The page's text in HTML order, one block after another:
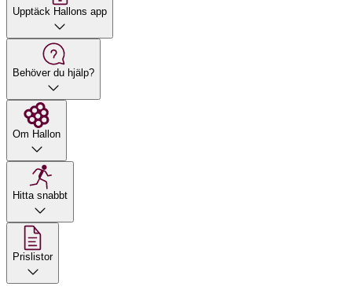
Upptäck Hallons app
Behöver du hjälp?
Om Hallon
Hitta snabbt
Prislistor